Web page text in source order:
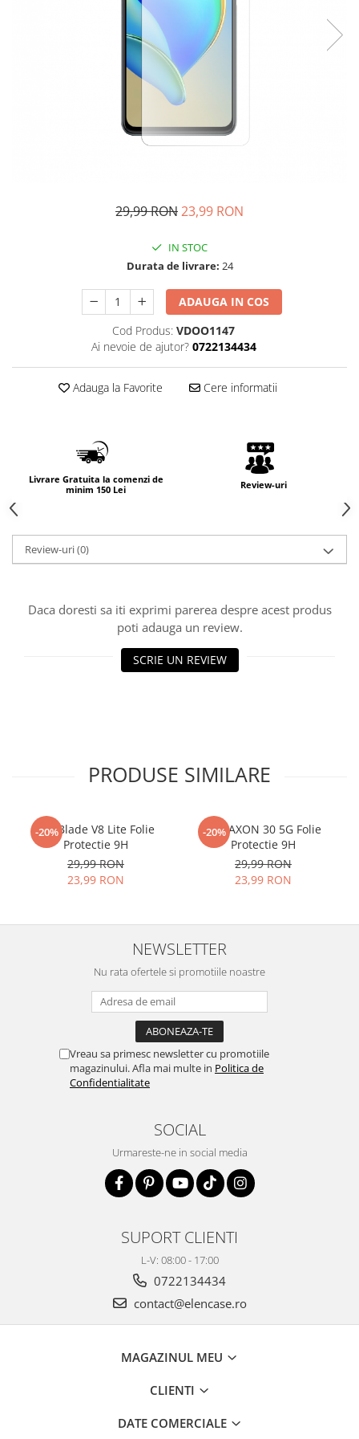
29,99 RON23,99 RON
IN STOC
Durata de livrare: 24
ADAUGA IN COS
Cod Produs: VDOO1147
Ai nevoie de ajutor? 0722134434
Adauga la Favorite Cere informatii
Livrare Gratuita la comenzi de
minim 150 Lei
Review-uri
Review-uri(0)
Daca doresti sa iti exprimi parerea despre acest produs
poti adauga un review.
SCRIE UN REVIEW
PRODUSE SIMILARE
-20%
Zte Blade V8 Lite Folie
Protectie 9H
29,99 RON
23,99 RON
-20%
ZTE AXON 30 5G Folie
Protectie 9H
29,99 RON
23,99 RON
NEWSLETTER
Nu rata ofertele si promotiile noastre
Vreau sa primesc newsletter cu promotiile
magazinului. Afla mai multe in Politica de
Confidentialitate
SOCIAL
Urmareste-ne in social media
SUPORT CLIENTI
L-V: 08:00 - 17:00
0722134434
contact@elencase.ro
MAGAZINUL MEU
CLIENTI
DATE COMERCIALE